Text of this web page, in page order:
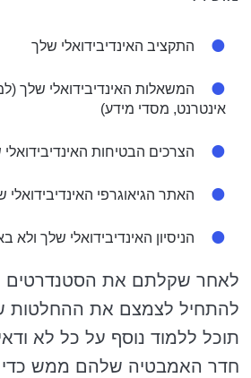
התקציב האינדיבידואלי שלך
המשאלות האינדיבידואלי שלך
אינטרנט, מסדי מידע)
הצרכים הבטיחות
האתר הגיאוגרפי האינדיבידואלי
הניסיון האינדיבידואלי שלך
לאחר שקלתם את הסטנדרטים
להתחיל לצמצם את ההחלטות
תוכל ללמוד נוסף על כל לא
חדר האמבטיה שלהם ממש כדי